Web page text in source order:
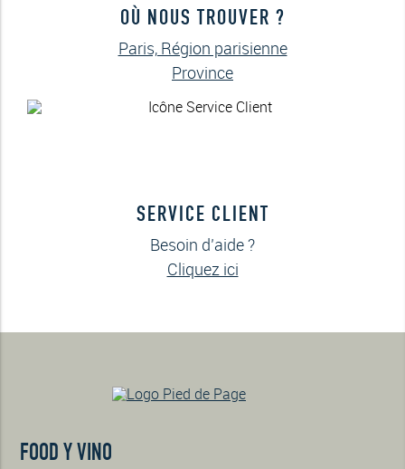
OÙ NOUS TROUVER ?
Paris, Région parisienne
Province
SERVICE CLIENT
Besoin d’aide ?
Cliquez ici
FOOD Y VINO